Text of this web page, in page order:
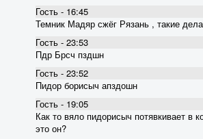
Гость - 16:45
Темник Мадяр сжёг Рязань , такие
Гость - 23:53
Пдр Брсч пздшн
Гость - 23:52
Пидор борисыч апздошн
Гость - 19:05
Как то вяло пидорисыч потявкивает в
это он?